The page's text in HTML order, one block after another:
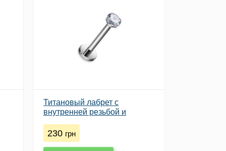
Титановый лабрет с
внутренней резьбой и
мм, камень 3 мм
230 грн